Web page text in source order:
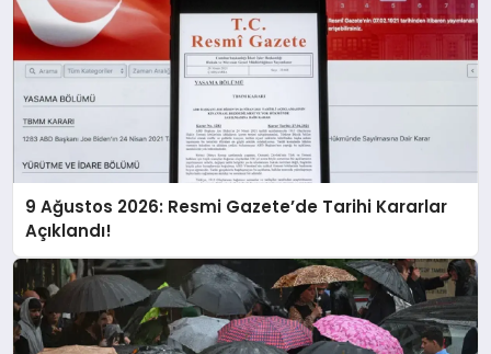
9 Ağustos 2026: Resmi Gazete’de Tarihi Kararlar
Açıklandı!